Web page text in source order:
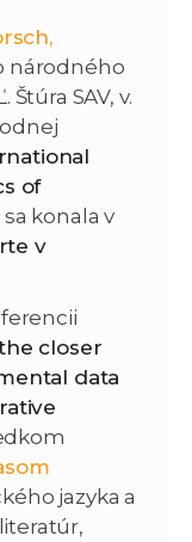
národného
SAV, v.
of
sa konala v
v
closer
data
jazyka a